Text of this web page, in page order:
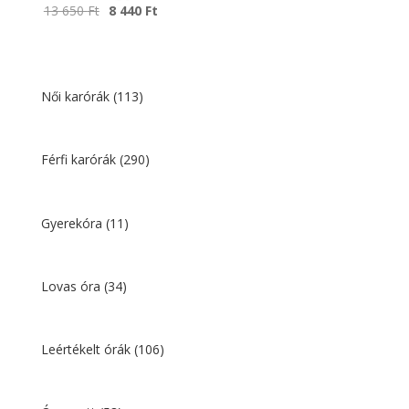
13 650Ft Original
650 Ft.
8 440 Ft
Női karórák (113)
Férfi karórák (290)
Gyerekóra (11)
Lovas óra (34)
Leértékelt órák (106)